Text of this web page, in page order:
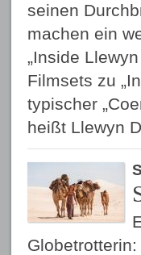
seinen
machen ein
„Inside
Filmsets zu
typischer
heißt Llewyn